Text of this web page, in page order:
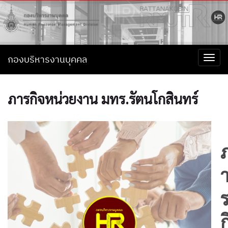
กองบริหารงานบุคคล
ภารกิจหน่วยงาน มทร.รัตนโกสินทร์